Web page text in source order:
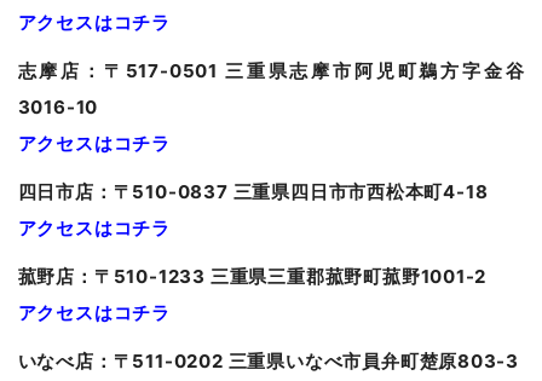
アクセスはコチラ
志摩店：〒517-0501 三重県志摩市阿児町鵜方字金谷
3016-10
アクセスはコチラ
四日市店：〒510-0837 三重県四日市市西松本町4-18
アクセスはコチラ
菰野店：〒510-1233 三重県三重郡菰野町菰野1001-2
アクセスはコチラ
いなべ店：〒511-0202 三重県いなべ市員弁町楚原803-3